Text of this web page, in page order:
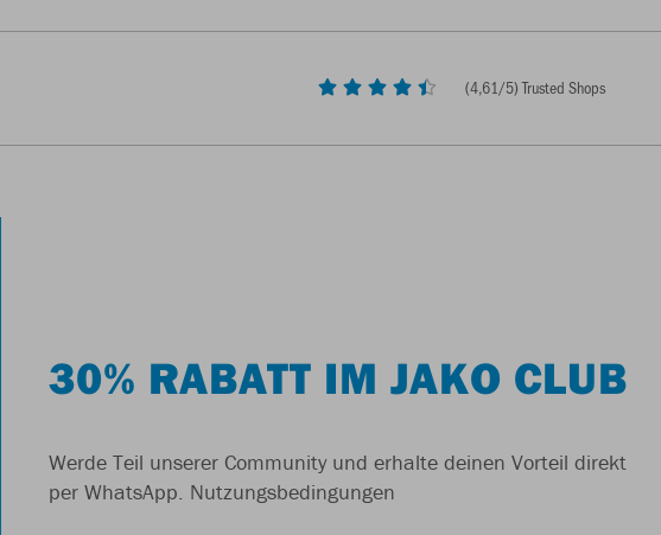
(4,61/5) Trusted Shops
30% RABATT IM JAKO CLUB
Werde Teil unserer Community und erhalte deinen Vorteil direkt
per WhatsApp. Nutzungsbedingungen